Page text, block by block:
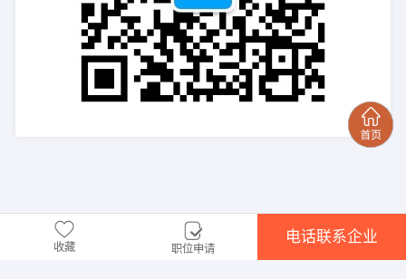
收藏 职位申请
电话联系企业